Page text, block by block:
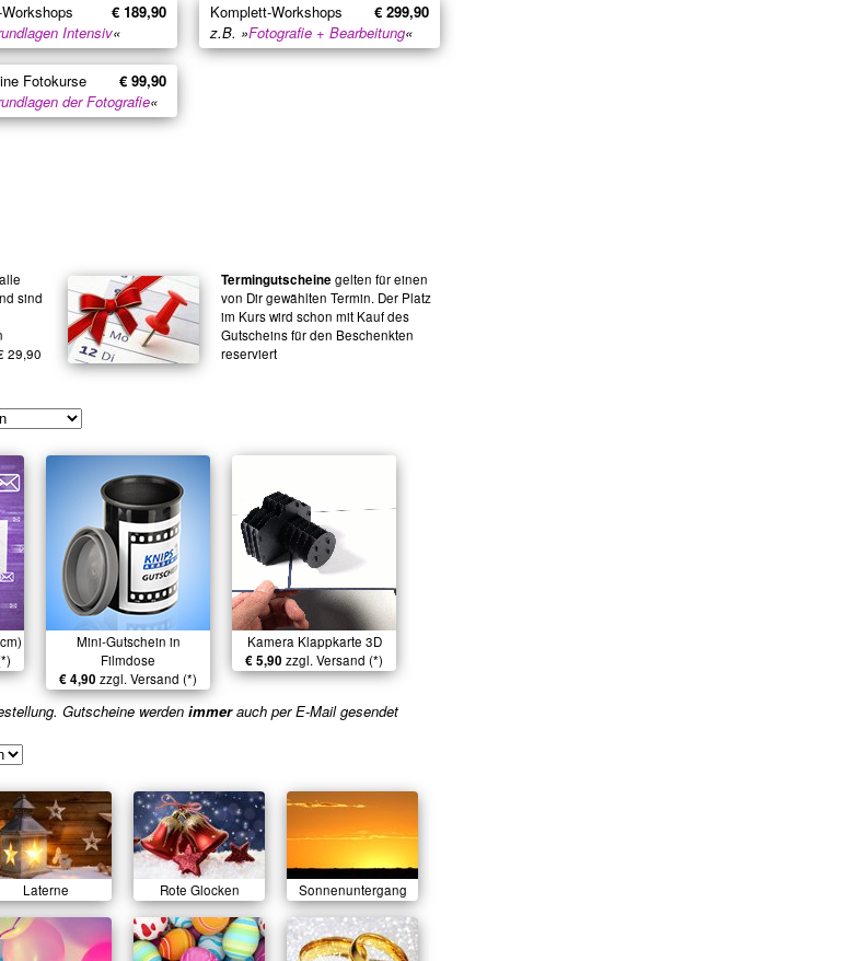
€ 189,90
Intensiv«
Komplett-Workshops
€ 299,90
z.B. »Fotografie + Bearbeitung«
Fotokurse
€ 99,90
der Fotografie«
sind
29,90
Termingutscheine gelten für einen
von Dir gewählten Termin. Der Platz
im Kurs wird schon mit Kauf des
Gutscheins für den Beschenkten
reserviert
Mini-Gutschein in
Filmdose
€ 4,90 zzgl. Versand (*)
Kamera Klappkarte 3D
€ 5,90 zzgl. Versand (*)
Gutscheine werden immerauch per E-Mail gesendet
Laterne Rote Glocken Sonnenuntergang